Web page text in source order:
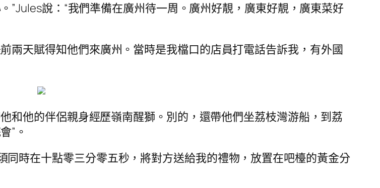
”Jules說：“我們準備在廣州待一周。廣州好靚，廣東好靚，廣東菜好
兩天賦得知他們來廣州。當時是我檔口的店員打電話告訴我，有外國
和他的伴侶親身經歷嶺南醒獅。別的，還帶他們坐荔枝灣游船，到荔
”。
時在十點零三分零五秒，將對方送給我的禮物，放置在吧檯的黃金分